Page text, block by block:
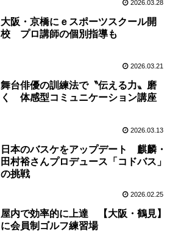
2026.03.28
大阪・京橋にｅスポーツスクール開
校 プロ講師の個別指導も
2026.03.21
舞台俳優の訓練法で〝伝える力〟磨
く 体感型コミュニケーション講座
2026.03.13
日本のバスケをアップデート 麒麟・
田村裕さんプロデュース「コドバス」
の挑戦
2026.02.25
屋内で効率的に上達 【大阪・鶴見】
に会員制ゴルフ練習場